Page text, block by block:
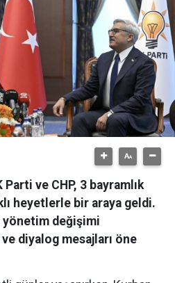
Parti ve CHP, 3 bayramlık
heyetlerle bir araya geldi.
yönetim değişimi
diyalog mesajları öne